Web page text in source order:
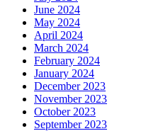
June 2024
May 2024
April 2024
March 2024
February 2024
January 2024
December 2023
November 2023
October 2023
September 2023